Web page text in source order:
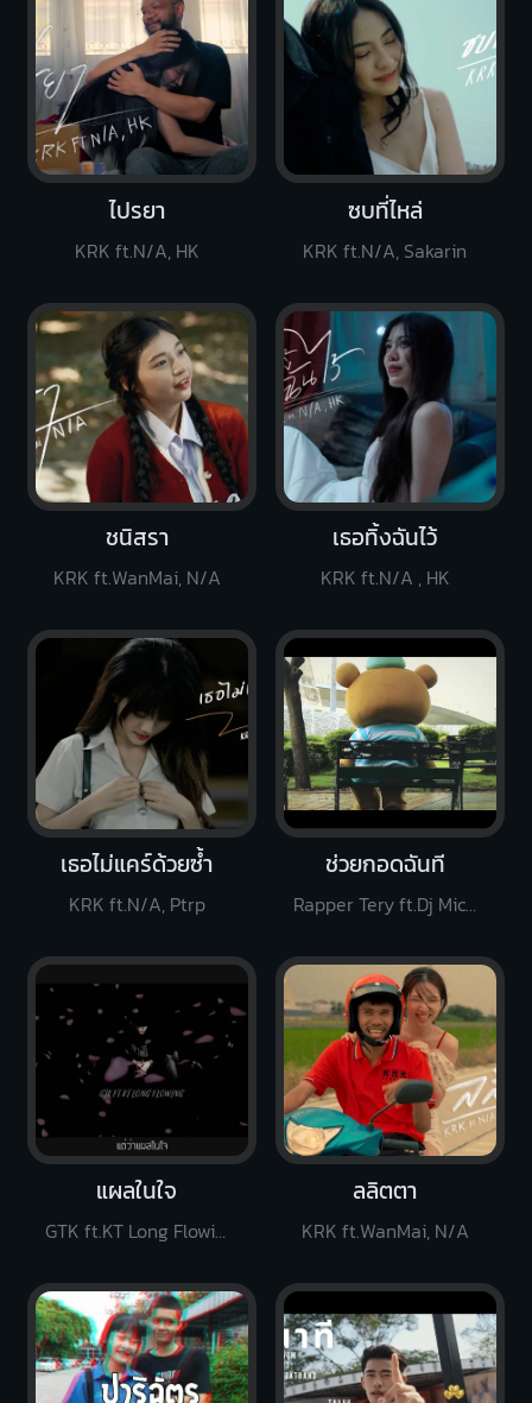
ไปรยา
KRK ft.N/A, HK
ซบที่ไหล่
KRK ft.N/A, Sakarin
ชนิสรา
KRK ft.WanMai, N/A
เธอทิ้งฉันไว้
KRK ft.N/A , HK
เธอไม่แคร์ด้วยซ้ำ
KRK ft.N/A, Ptrp
ช่วยกอดฉันที
Rapper Tery ft.Dj Micky
แผลในใจ
GTK ft.KT Long Flowing
ลลิตตา
KRK ft.WanMai, N/A